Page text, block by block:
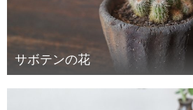
サボテンの花